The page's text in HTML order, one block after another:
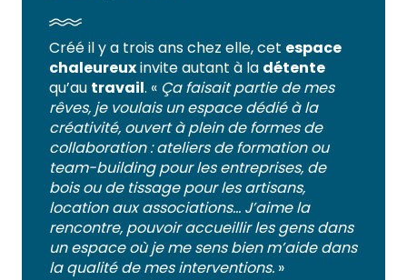
Créé il y a trois ans chez elle, cet espace
chaleureuxinvite autant à la détente
qu’au travail. « Ça faisait partie de mes
rêves, je voulais un espace dédié à la
créativité, ouvert à plein de formes de
collaboration : ateliers de formation ou
team-building pour les entreprises, de
bois ou de tissage pour les artisans,
location aux associations… J’aime la
rencontre, pouvoir accueillir les gens dans
un espace où je me sens bien m’aide dans
la qualité de mes interventions. »